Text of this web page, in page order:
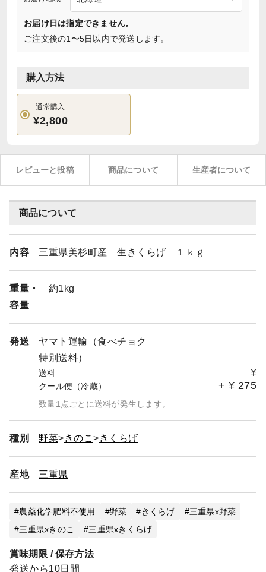
お届け日は指定できません。
ご注文後の1〜5日以内で発送します。
購入方法
通常購入
¥2,800
レビューと投稿 商品について 生産者について
商品について
内容 三重県美杉町産 生きくらげ １ｋｇ
重量・
容量
約1kg
発送
ヤマト運輸（食べチョク
特別送料）
送料 ¥
クール便（冷蔵） + ¥ 275
数量1点ごとに送料が発生します。
種別 野菜 きのこ きくらげ
産地 三重県
農薬化学肥料不使用 野菜 きくらげ
三重県x野菜
三重県xきのこ
三重県xきくらげ
賞味期限 / 保存方法
発送から10日間